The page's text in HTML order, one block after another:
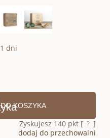
1 dni
DO KOSZYKA
Zyskujesz 140pkt [ ? ]
dodaj do przechowalni